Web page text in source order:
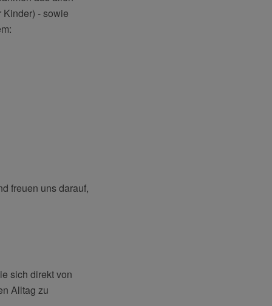
Kinder) - sowie
freuen uns darauf,
sich direkt von
Alltag zu